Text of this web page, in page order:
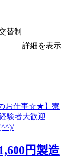
替制
詳細を表示
円製造